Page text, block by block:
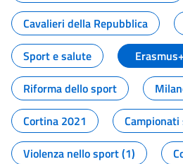
Cavalieri della Repubblica
Sport e salute
Riforma dello sport
Cortina 2021
Violenza nello sport (1)